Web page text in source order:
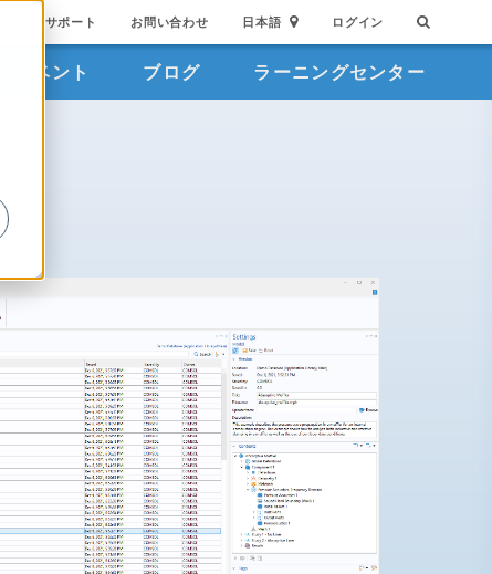
サポート お問い合わせ 日本語 ログイン
イベント ブログ ラーニングセンター